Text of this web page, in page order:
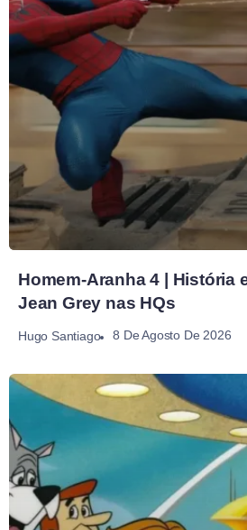
Homem-Aranha 4 | História
Jean Grey nas HQs
Hugo Santiago 8 De Agosto De 2026